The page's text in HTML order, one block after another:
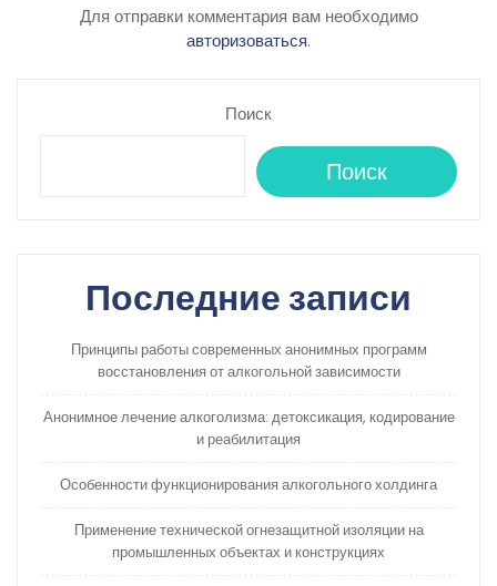
Для отправки комментария вам необходимо
авторизоваться.
Поиск
Поиск
Последние записи
Принципы работы современных анонимных программ
восстановления от алкогольной зависимости
Анонимное лечение алкоголизма: детоксикация, кодирование
и реабилитация
Особенности функционирования алкогольного холдинга
Применение технической огнезащитной изоляции на
промышленных объектах и конструкциях